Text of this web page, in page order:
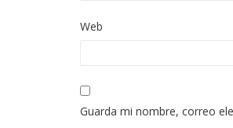
Web
Guarda mi nombre, correo